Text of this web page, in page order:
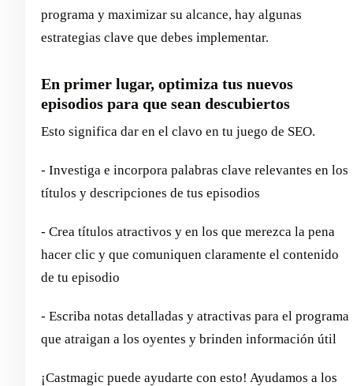
programa y maximizar su alcance, hay algunas
estrategias clave que debes implementar.
En primer lugar, optimiza tus nuevos
episodios para que sean descubiertos
Esto significa dar en el clavo en tu juego de SEO.
- Investiga e incorpora palabras clave relevantes en los
títulos y descripciones de tus episodios
- Crea títulos atractivos y en los que merezca la pena
hacer clic y que comuniquen claramente el contenido
de tu episodio
- Escriba notas detalladas y atractivas para el programa
que atraigan a los oyentes y brinden información útil
¡Castmagic puede ayudarte con esto! Ayudamos a los